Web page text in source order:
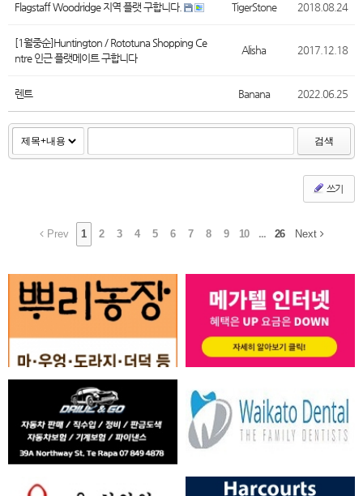
Flagstaff Woodridge 지역 플랫 구합니다. TigerStone 2018.08.24
[1월중순]Huntington / Rototuna Shopping Ce
ntre 인근 플랫메이트 구합니다
Alisha 2017.12.18
렌트 Banana 2022.06.25
검색
쓰기
Prev 1 2 3 4 5 6 7 8 9 10 ... 26 Next